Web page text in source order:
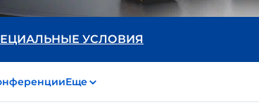
УСЛОВИЯ
Еще